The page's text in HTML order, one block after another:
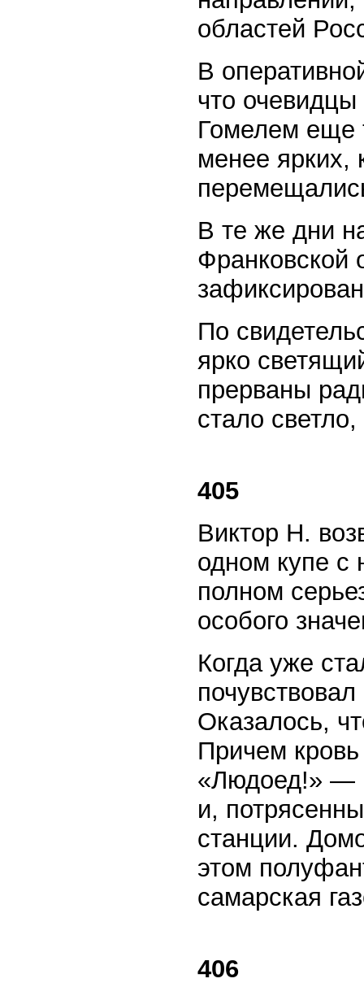
областей
В
что
Гомелем еще
менее ярких,
В те же дни
Франковской
По
ярко
прерваны
стало
405
Виктор Н.
одном купе с
полном
особого
Когда уже
Оказалось,
Причем
«Людоед!» —
и,
станции.
этом
самарская
406